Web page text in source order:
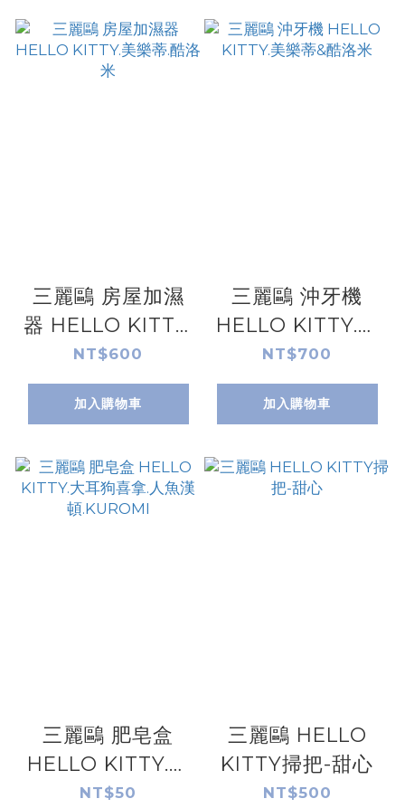
三麗鷗 房屋加濕
器 HELLO KITTY.
美樂蒂.酷洛米
NT$600
加入購物車
三麗鷗 沖牙機
HELLO KITTY.美
樂蒂&酷洛米
NT$700
加入購物車
三麗鷗 肥皂盒
HELLO KITTY.大
耳狗喜拿.人魚漢
NT$50
三麗鷗 HELLO
KITTY掃把-甜心
NT$500